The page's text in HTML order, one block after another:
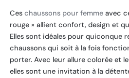
Ces chaussons pour femme avec
rouge » allient confort, design et
Elles sont idéales pour quiconque
chaussons qui soit à la fois
porter. Avec leur allure colorée et
elles sont une invitation à la